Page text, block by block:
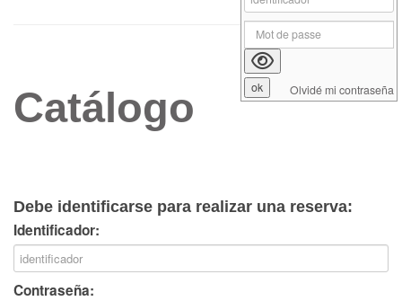
Catálogo
Debe identificarse para realizar una reserva:
Identificador:
Contraseña:
Olvidé mi contraseña